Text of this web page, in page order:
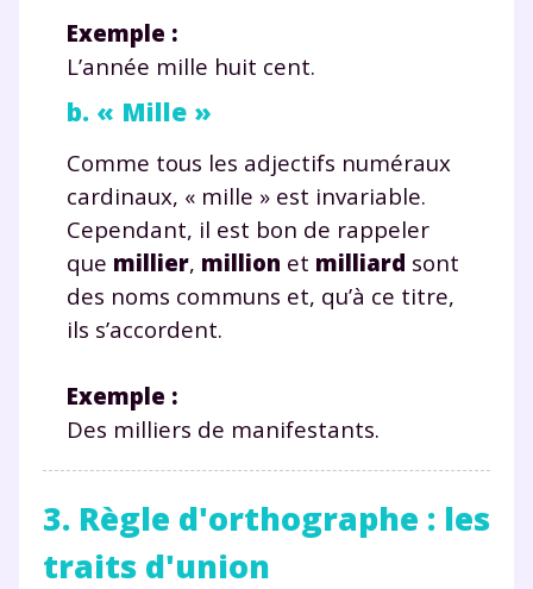
Exemple :
L’année mille huit cent.
b. « Mille »
Comme tous les adjectifs numéraux
cardinaux, « mille » est invariable.
Cependant, il est bon de rappeler
que millier, million et milliard sont
des noms communs et, qu’à ce titre,
ils s’accordent.
Exemple :
Des milliers de manifestants.
3. Règle d'orthographe : les
traits d'union